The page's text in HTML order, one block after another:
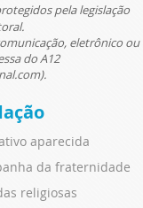
pela legislação
eletrônico ou
do A12
aparecida
da fraternidade
religiosas